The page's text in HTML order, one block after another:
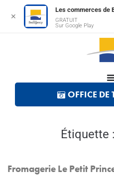
OFFICE DE
Étiquette :
Fromagerie Le Petit
✕
Les commerces de
GRATUIT
Sur Google Play